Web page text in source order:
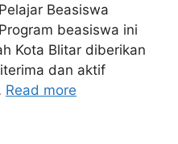
Beasiswa
beasiswa ini
Kota Blitar diberikan
dan aktif
Read more